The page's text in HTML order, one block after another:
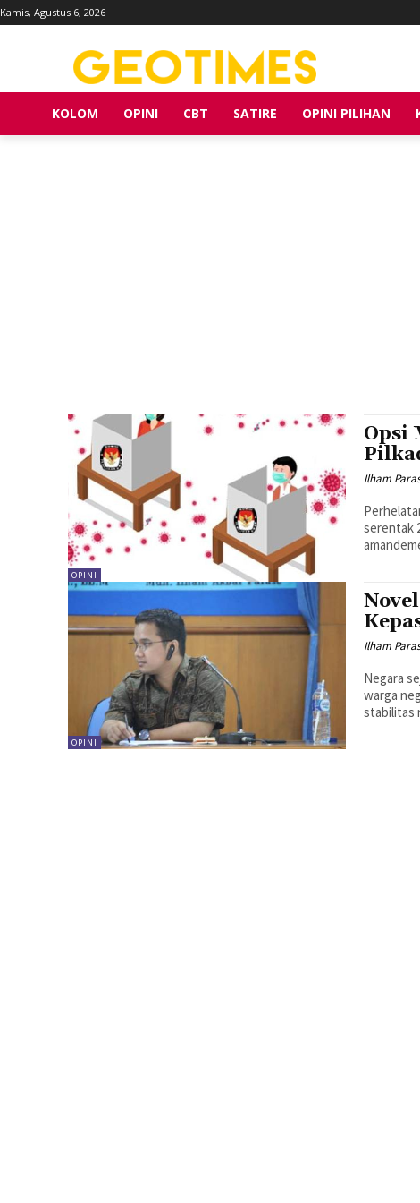
Kamis, Agustus 6, 2026
KOLOM OPINI CBT SATIRE OPINI PILIHAN
OPINI
Opsi
Ilham
serentak
OPINI
Ilham
Negara
warga
stabilitas